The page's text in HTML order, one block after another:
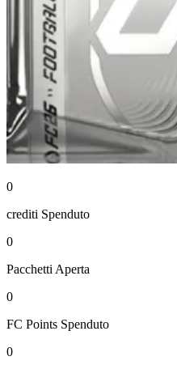
0
crediti Spenduto
0
Pacchetti Aperta
0
FC Points Spenduto
0